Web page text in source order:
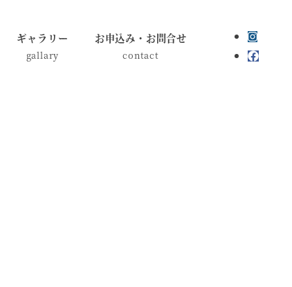
ギャラリー
gallary
お申込み・お問合せ
contact